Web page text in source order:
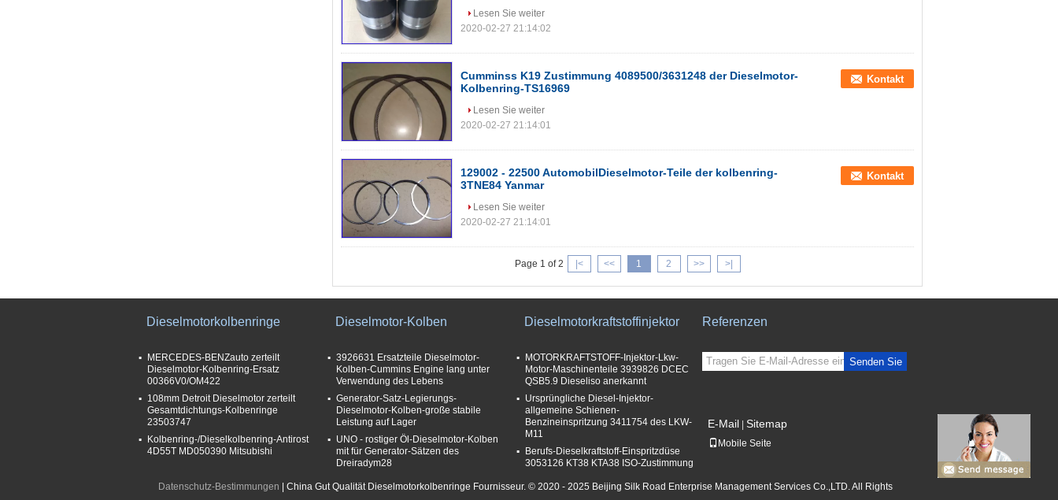
Lesen Sie weiter
2020-02-27 21:14:02
Cumminss K19 Zustimmung 4089500/3631248 der Dieselmotor-
Kolbenring-TS16969
Kontakt
Lesen Sie weiter
2020-02-27 21:14:01
129002 - 22500 AutomobilDieselmotor-Teile der kolbenring-
3TNE84 Yanmar
Kontakt
Lesen Sie weiter
2020-02-27 21:14:01
Page 1 of 2 |< << 1 2 >> >|
Dieselmotorkolbenringe
MERCEDES-BENZauto zerteilt
Dieselmotor-Kolbenring-Ersatz
00366V0/OM422
108mm Detroit Dieselmotor zerteilt
Gesamtdichtungs-Kolbenringe
23503747
Kolbenring-/Dieselkolbenring-Antirost
4D55T MD050390 Mitsubishi
Dieselmotor-Kolben
3926631 Ersatzteile Dieselmotor-
Kolben-Cummins Engine lang unter
Verwendung des Lebens
Generator-Satz-Legierungs-
Dieselmotor-Kolben-große stabile
Leistung auf Lager
UNO - rostiger Öl-Dieselmotor-Kolben
mit für Generator-Sätzen des
Dreiradym28
Dieselmotorkraftstoffinjektor
MOTORKRAFTSTOFF-Injektor-Lkw-
Motor-Maschinenteile 3939826 DCEC
QSB5.9 Dieseliso anerkannt
Ursprüngliche Diesel-Injektor-
allgemeine Schienen-
Benzineinspritzung 3411754 des LKW-
M11
Berufs-Dieselkraftstoff-Einspritzdüse
3053126 KT38 KTA38 ISO-Zustimmung
Referenzen
Senden Sie
E-Mail Sitemap
Mobile Seite
Datenschutz-Bestimmungen | China Gut Qualität Dieselmotorkolbenringe Fournisseur. © 2020 - 2025 Beijing Silk Road Enterprise Management Services Co.,LTD. All Rights